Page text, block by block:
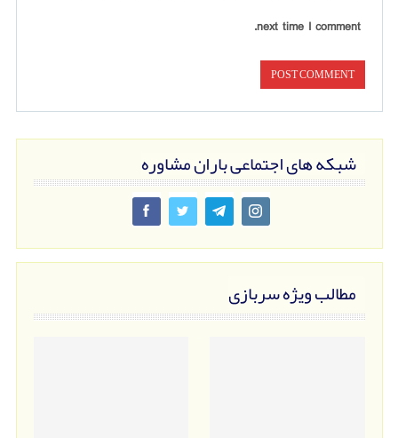
next time I comment.
شبکه های اجتماعی باران مشاوره
مطالب ویژه سربازی